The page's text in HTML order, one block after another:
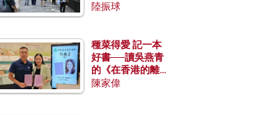
陸振球
種菜得愛 記一本
好書──讀吳燕青
的《在香港的離島
種菜》
陳家偉